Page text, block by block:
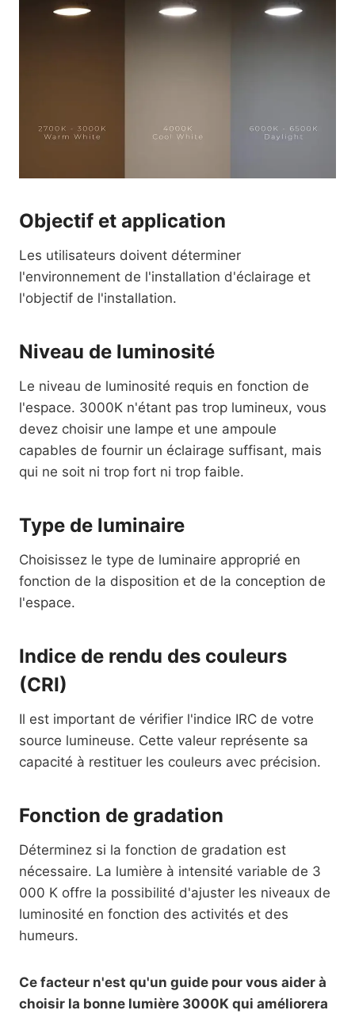
Objectif et application
Les utilisateurs doivent déterminer
l'environnement de l'installation d'éclairage et
l'objectif de l'installation.
Niveau de luminosité
Le niveau de luminosité requis en fonction de
l'espace. 3000K n'étant pas trop lumineux, vous
devez choisir une lampe et une ampoule
capables de fournir un éclairage suffisant, mais
qui ne soit ni trop fort ni trop faible.
Type de luminaire
Choisissez le type de luminaire approprié en
fonction de la disposition et de la conception de
l'espace.
Indice de rendu des couleurs
(CRI)
Il est important de vérifier l'indice IRC de votre
source lumineuse. Cette valeur représente sa
capacité à restituer les couleurs avec précision.
Fonction de gradation
Déterminez si la fonction de gradation est
nécessaire. La lumière à intensité variable de 3
000 K offre la possibilité d'ajuster les niveaux de
luminosité en fonction des activités et des
humeurs.
Ce facteur n'est qu'un guide pour vous aider à
choisir la bonne lumière 3000K qui améliorera